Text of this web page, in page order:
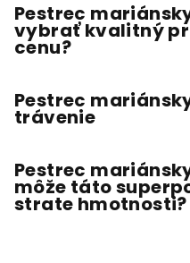
Pestrec
vybrať kvalitný
cenu?
Pestrec
trávenie
Pestrec
môže táto
strate hmotnosti?